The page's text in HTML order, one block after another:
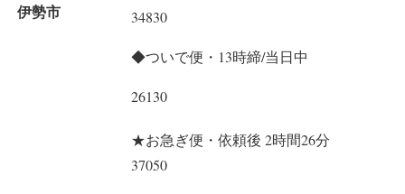
伊勢市 34830
◆ついで便・13時締/当日中
26130
★お急ぎ便・依頼後 2時間26分
37050